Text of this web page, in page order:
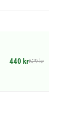
440 kr629 kr